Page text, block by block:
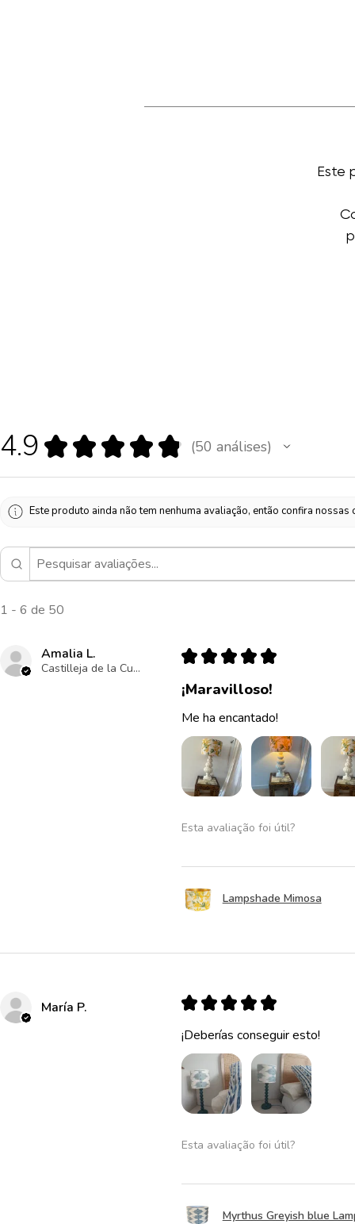
Este
4.9 ★ ★ ★ ★ ★ 50 análises
50
Este produto ainda não tem nenhuma avaliação, então confira nossas
1 - 6 de 50
Amalia L.
Castilleja de la Cuesta , ES-AN
★ ★ ★ ★ ★
¡Maravilloso!
Me ha encantado!
Esta avaliação foi útil?
Lampshade Mimosa
María P. ★ ★ ★ ★ ★
¡Deberías conseguir esto!
Esta avaliação foi útil?
Myrthus Greyish blue